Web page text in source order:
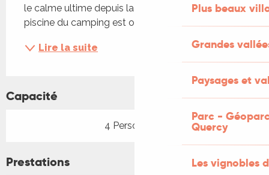
Plus beaux
Grandes
Paysages et
Parc -
Quercy
Les vignobles
le calme ultime depuis la porte d'entrée. La
piscine du camping est ouverte de 10h...
Lire la suite
Capacité
4 Personne(s)
Prestations